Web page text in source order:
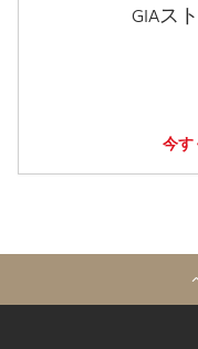
GIAス
今す